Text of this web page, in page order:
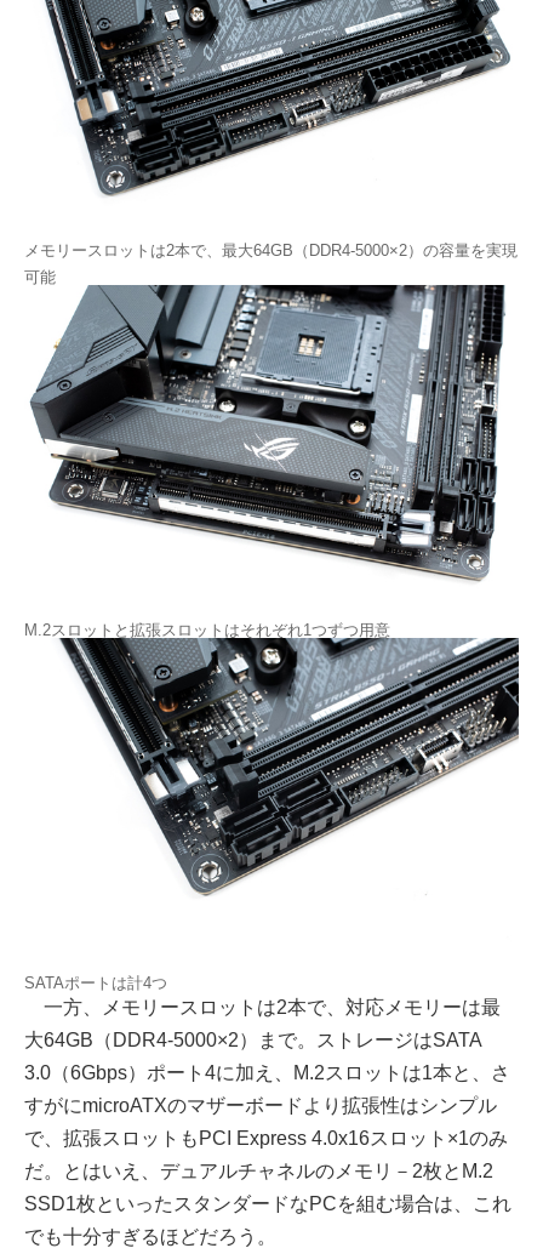
メモリースロットは2本で、最大64GB（DDR4-5000×2）の容量を実現
可能
M.2スロットと拡張スロットはそれぞれ1つずつ用意
SATAポートは計4つ
一方、メモリースロットは2本で、対応メモリーは最
大64GB（DDR4-5000×2）まで。ストレージはSATA
3.0（6Gbps）ポート4に加え、M.2スロットは1本と、さ
すがにmicroATXのマザーボードより拡張性はシンプル
で、拡張スロットもPCI Express 4.0x16スロット×1のみ
だ。とはいえ、デュアルチャネルのメモリ－2枚とM.2
SSD1枚といったスタンダードなPCを組む場合は、これ
でも十分すぎるほどだろう。